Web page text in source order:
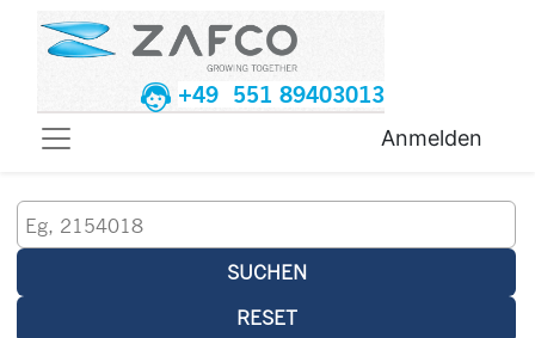
+49 551 89403013
Anmelden
SUCHEN
RESET